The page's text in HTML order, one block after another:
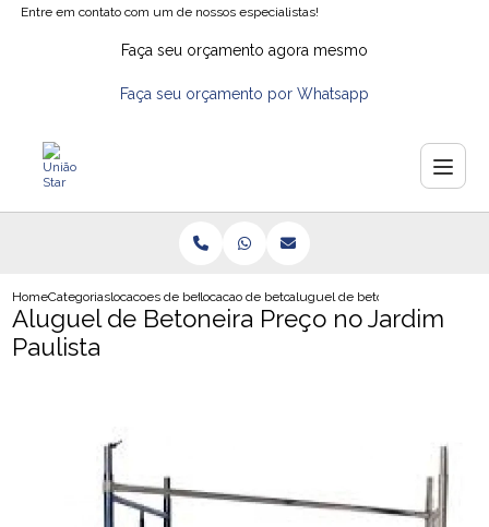
Entre em contato com um de nossos especialistas!
Faça seu orçamento agora mesmo
Faça seu orçamento por Whatsapp
HomeCategoriaslocacoes de betoneiraslocacao de betoneira para construcao
aluguel de betoneira preco no
Aluguel de Betoneira Preço no Jardim
Paulista